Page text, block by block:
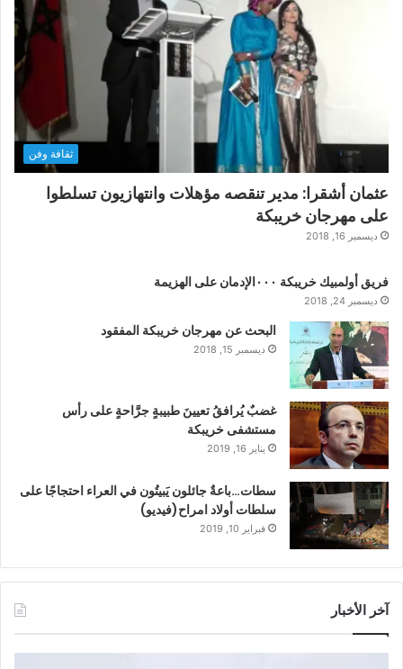
ثقافة وفن
عثمان أشقرا: مدير تنقصه مؤهلات وانتهازيون تسلطوا
على مهرجان خريبكة
ديسمبر 16, 2018
فريق أولمبيك خريبكة ٠٠٠الإدمان على الهزيمة
ديسمبر 24, 2018
البحث عن مهرجان خريبكة المفقود
ديسمبر 15, 2018
غضبٌ يُرافقُ تعيينَ طبيبةٍ جرَّاحةٍ على رأس
مستشفى خريبكة
يناير 16, 2019
سطات…باعةٌ جائلون يَبيتُون في العراء احتجاجًا على
سلطات أولاد امراح(فيديو)
فبراير 10, 2019
آخر الأخبار